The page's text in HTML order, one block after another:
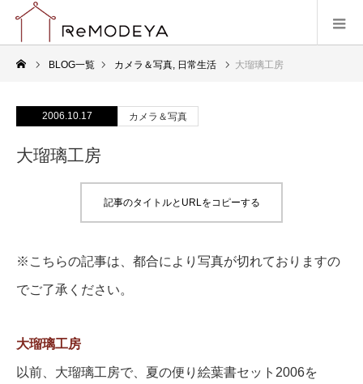
BLOG一覧 カメラ＆写真, 日常生活 大瑠璃工房
2006.10.17 カメラ＆写真
大瑠璃工房
記事のタイトルとURLをコピーする
※こちらの記事は、都合により写真が切れておりますの
でご了承ください。
大瑠璃工房
以前、大瑠璃工房で、夏の便り絵葉書セット2006を